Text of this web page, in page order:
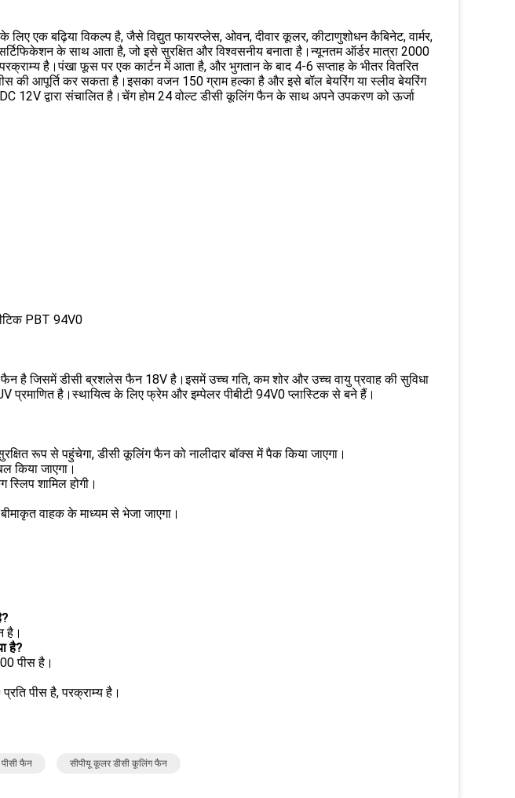
एक बढ़िया विकल्प है, जैसे विद्युत फायरप्लेस, ओवन, दीवार कूलर, कीटाणुशोधन कैबिनेट, वार्मर,
के साथ आता है, जो इसे सुरक्षित और विश्वसनीय बनाता है।न्यूनतम ऑर्डर मात्रा 2000
है।पंखा फूस पर एक कार्टन में आता है, और भुगतान के बाद 4-6 सप्ताह के भीतर वितरित
की आपूर्ति कर सकता है।इसका वजन 150 ग्राम हल्का है और इसे बॉल बेयरिंग या स्लीव बेयरिंग
12V द्वारा संचालित है।चेंग होम 24 वोल्ट डीसी कूलिंग फैन के साथ अपने उपकरण को ऊर्जा
PBT 94V0
है जिसमें डीसी ब्रशलेस फैन 18V है।इसमें उच्च गति, कम शोर और उच्च वायु प्रवाह की सुविधा
प्रमाणित है।स्थायित्व के लिए फ्रेम और इम्पेलर पीबीटी 94V0 प्लास्टिक से बने हैं।
रूप से पहुंचेगा, डीसी कूलिंग फैन को नालीदार बॉक्स में पैक किया जाएगा।
किया जाएगा।
शामिल होगी।
वाहक के माध्यम से भेजा जाएगा।
है।
है?
पीस है।
पीस है, परक्राम्य है।
पीसी फैन सीपीयू कूलर डीसी कूलिंग फैन